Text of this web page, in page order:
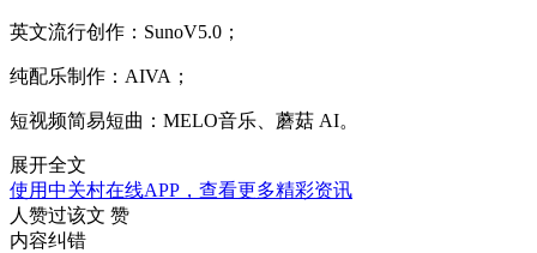
英文流行创作：SunoV5.0；
纯配乐制作：AIVA；
短视频简易短曲：MELO音乐、蘑菇 AI。
展开全文
使用中关村在线APP，查看更多精彩资讯
人赞过该文 赞
内容纠错